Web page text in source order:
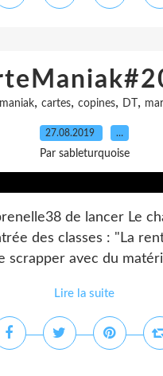
, cartes, copines, DT ,
27.08.2019 …
Par sableturquoise
de lancer Le
des classes : "La
scrapper avec du
Lire la suite